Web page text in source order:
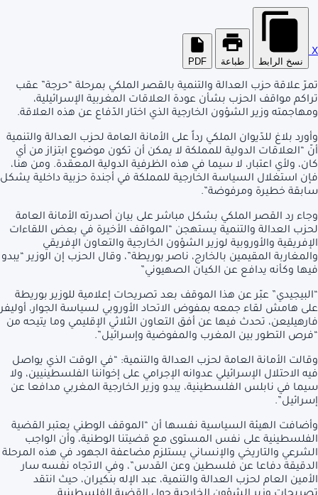
X
نسخ الرابط طباعة PDF
تمرّ علاقة حزب العدالة والتنمية بالقصر الملكي بمرحلة “حرجة” عقب
تراكم مواقف الحزب بشأن عودة العلاقات المغربية الإسرائيلية،
ومهاجمته وزير الشؤون الخارجية الذي اختار الدّفاع عن هذه العلاقة.
وأورد بلاغ للدّيوان الملكي رداً على الأمانة العامة لحزب العدالة والتنمية
أنّ “العلاقات الدولية للمملكة لا يمكن أن تكون موضوع ابتزاز من أي
كان، ولأي اعتبار، لا سيما في هذه الظرفية الدولية المعقدة. ومن هنا،
فإن استغلال السياسة الخارجية للمملكة في أجندة حزبية داخلية يشكل
سابقة خطيرة ومرفوضة”.
وجاء رد القصر الملكي بشكل مباشر على بيان أصدرته الأمانة العامة
لحزب العدالة والتنمية يستهجن “المواقف الأخيرة في بعض اللقاءات
الإفريقية والأوروبية لوزير الشؤون الخارجية والتعاون الإفريقي
والمغاربة المقيمين بالخارج، ناصر بوريطة”، وقال الحزب إن الوزير “يبدو
فيها وكأنه يدافع عن الكيان الصهيوني”
“البيجيدي” عبّر عن هذا الموقف بعد تصريحات إعلامية للوزير بوريطة
على هامش لقاء جمعه بمفوض الاتحاد الأوروبي لسياسة الجوار، أوليفر
فارهيليعن، تحدث فيها عن أفق التعاون الثلاثي الإقليمي وما يتيحه من
“فرص التطور بين المغرب والمفوضية وإسرائيل”.
وقالت الأمانة العامة لحزب العدالة والتنمية: “في الوقت الذي يواصل
فيه الاحتلال الإسرائيلي عدوانه الإجرامي على إخواننا الفلسطينيين، ولا
سيما في نابلس الفلسطينية، يبدو وزير الخارجية المغربي مدافعا عن
إسرائيل”.
وأضافت الهيئة السياسية نفسها أن “الموقف الوطني يعتبر القضية
الفلسطينية على نفس المستوى مع قضيتنا الوطنية، وأن الواجب
الشرعي والتاريخي والإنساني يستلزم مضاعفة الجهود في هذه المرحلة
الدقيقة دفاعا عن فلسطين وعن القدس”، وفي الاتجاه نفسه سار
الأمين العام لحزب العدالة والتنمية، عبد الإله بنكيران، حيث انتقد